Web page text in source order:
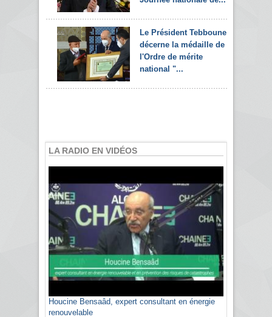
Le Président Tebboune
décerne la médaille de
l'Ordre de mérite
national "...
LA RADIO EN VIDÉOS
Houcine Bensaâd, expert consultant en énergie
renouvelable